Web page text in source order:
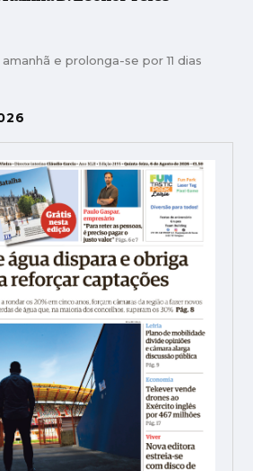
e prolonga-se por 11 dias